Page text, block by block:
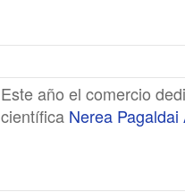
Este año el comercio
científica Nerea Pagaldai